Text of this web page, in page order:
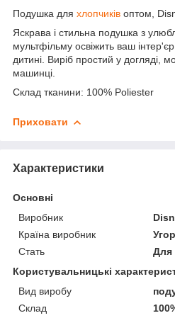
Подушка для хлопчиків оптом,
Яскрава і стильна подушка з
мультфільму освіжить ваш інтер'єр
дитині. Виріб простий у догляді,
машинці.
Склад тканини: 100% Poliester
Приховати
Характеристики
Основні
Виробник
Країна виробник
Стать
Для
Користувальницькі
Вид виробу
Склад